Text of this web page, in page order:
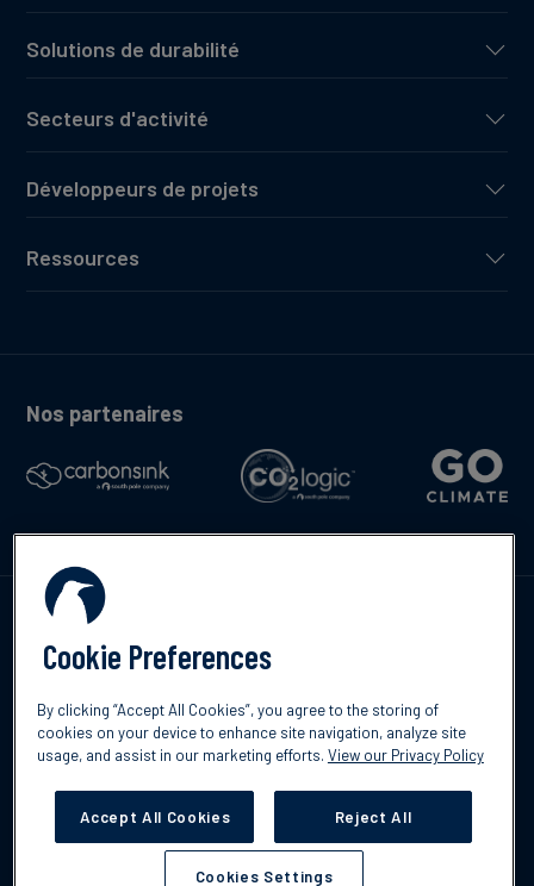
English
Solutions de durabilité
Secteurs d'activité
Développeurs de projets
Ressources
Nos partenaires
responsabilité
Cookie Preferences
By clicking “Accept All Cookies”, you agree to the storing of
cookies on your device to enhance site navigation, analyze site
usage, and assist in our marketing efforts. View our Privacy Policy
Accept All Cookies Reject All
Cookies Settings